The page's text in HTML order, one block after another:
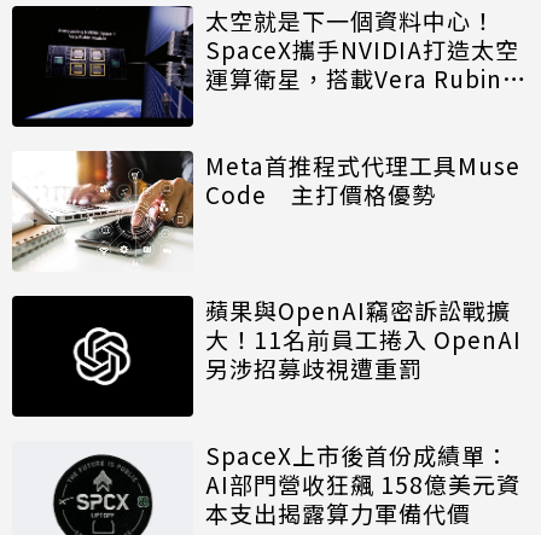
太空就是下一個資料中心！
SpaceX攜手NVIDIA打造太空
運算衛星，搭載Vera Rubin運
Meta首推程式代理工具Muse
Code 主打價格優勢
蘋果與OpenAI竊密訴訟戰擴
大！11名前員工捲入 OpenAI
另涉招募歧視遭重罰
SpaceX上市後首份成績單：
AI部門營收狂飆 158億美元資
本支出揭露算力軍備代價